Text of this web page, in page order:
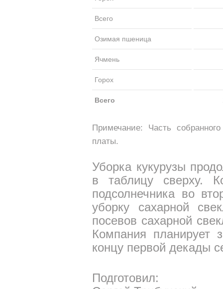
Всего
Озимая пшеница
Ячмень
Горох
Всего
Примечание: Часть
платы.
Уборка кукурузы
в таблицу сверху.
подсолнечника во
уборку сахарной
посевов сахарной
Компания планирует
концу первой декады
Подготовил: